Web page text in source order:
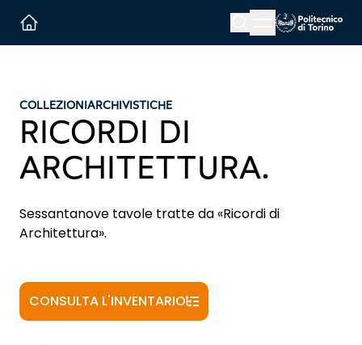
Menu button
COLLEZIONIARCHIVISTICHE
RICORDI DI
ARCHITETTURA.
Sessantanove tavole tratte da «Ricordi di
Architettura».
CONSULTA L'INVENTARIO